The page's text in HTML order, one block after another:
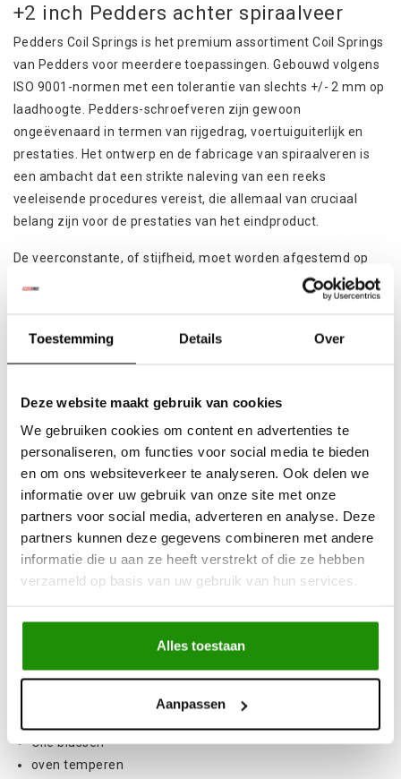
Toestemming Details Over
Deze website maakt gebruik van cookies
We gebruiken cookies om content en advertenties te
personaliseren, om functies voor social media te bieden
en om ons websiteverkeer te analyseren. Ook delen we
informatie over uw gebruik van onze site met onze
partners voor social media, adverteren en analyse. Deze
partners kunnen deze gegevens combineren met andere
informatie die u aan ze heeft verstrekt of die ze hebben
verzameld op basis van uw gebruik van hun services.
Alles toestaan
Aanpassen
+2 inch Pedders achter spiraalveer
Pedders Coil Springs is het premium assortiment Coil Springs
van Pedders voor meerdere toepassingen. Gebouwd volgens
ISO 9001-normen met een tolerantie van slechts +/- 2 mm op
laadhoogte. Pedders-schroefveren zijn gewoon
ongeëvenaard in termen van rijgedrag, voertuiguiterlijk en
prestaties. Het ontwerp en de fabricage van spiraalveren is
een ambacht dat een strikte naleving van een reeks
veeleisende procedures vereist, die allemaal van cruciaal
belang zijn voor de prestaties van het eindproduct.
De veerconstante, of stijfheid, moet worden afgestemd op
het gewicht van het voertuig dat erop rust en het gewicht van
de andere onderdelen van de ophanging en het wiel. De
carrosserierol. Door de hoeveelheid lichaamsrol te
het contact van de band met het wegdek drastisch
verminderen, waardoor het weggedrag in bochten ernstig
wordt beperkt.
De wegligging van de meeste voertuigen wordt aanzienlijk
verbeterd door de oorspronkelijke veerconstante te verhogen
tot een optimale verhouding die de bandadhesie
maximaliseert en de carrosserierol vermindert voor een
betere wegligging. Het verhogen van de veerconstante boven
Olie blussen
oven temperen